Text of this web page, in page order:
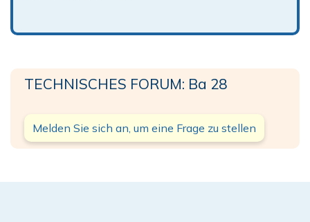
TECHNISCHES FORUM: Ba 28
Melden Sie sich an, um eine Frage zu stellen